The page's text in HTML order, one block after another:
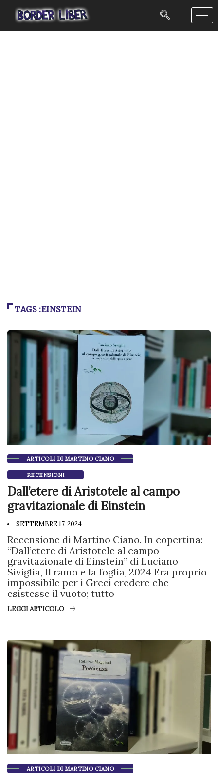
TAGS :EINSTEIN
ARTICOLI DI MARTINO CIANO
RECENSIONI
Dall’etere di Aristotele al campo
gravitazionale di Einstein
SETTEMBRE 17, 2024
Recensione di Martino Ciano. In copertina:
“Dall’etere di Aristotele al campo
gravitazionale di Einstein” di Luciano
Siviglia, Il ramo e la foglia, 2024 Era proprio
impossibile per i Greci credere che
esistesse il vuoto; tutto
LEGGI ARTICOLO
ARTICOLI DI MARTINO CIANO